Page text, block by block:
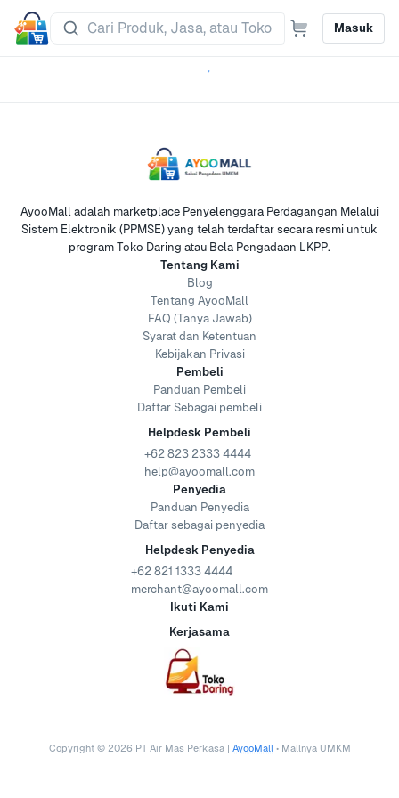
Masuk
AyooMall adalah marketplace Penyelenggara Perdagangan Melalui
Sistem Elektronik (PPMSE) yang telah terdaftar secara resmi untuk
program Toko Daring atau Bela Pengadaan LKPP.
Tentang Kami
Blog
Tentang AyooMall
FAQ (Tanya Jawab)
Syarat dan Ketentuan
Kebijakan Privasi
Pembeli
Panduan Pembeli
Daftar Sebagai pembeli
Helpdesk Pembeli
+62 823 2333 4444
help@ayoomall.com
Penyedia
Panduan Penyedia
Daftar sebagai penyedia
Helpdesk Penyedia
+62 821 1333 4444
merchant@ayoomall.com
Ikuti Kami
Kerjasama
Copyright © 2026 PT Air Mas Perkasa | AyooMall • Mallnya UMKM